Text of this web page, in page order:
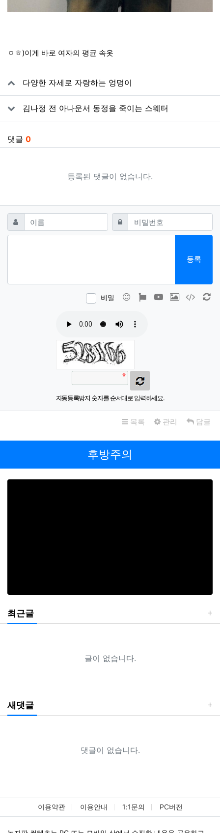
ㅇㅎ)이게 바로 여자의 평균 속옷
관련자료
다양한 자세로 자랑하는 엉덩이
김나정 전 아나운서 동정을 죽이는 스웨터
댓글 0
등록된 댓글이 없습니다.
댓글쓰기
이름 필수 비밀번호필수
등록
비밀 이모티콘폰트어썸
동영상 이미지 코드
자동등록방지 숫자를 순서대로 입력하세요.
목록 관리 답글
후방주의
최근글
글이 없습니다.
새댓글
댓글이 없습니다.
이용약관 이용안내 1:1문의 PC버전